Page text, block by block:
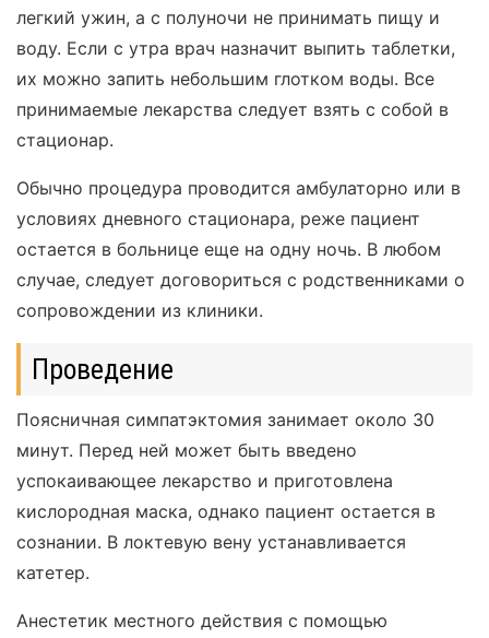
легкий ужин, а с полуночи не принимать пищу и
воду. Если с утра врач назначит выпить таблетки,
их можно запить небольшим глотком воды. Все
принимаемые лекарства следует взять с собой в
стационар.
Обычно процедура проводится амбулаторно или в
условиях дневного стационара, реже пациент
остается в больнице еще на одну ночь. В любом
случае, следует договориться с родственниками о
сопровождении из клиники.
Проведение
Поясничная симпатэктомия занимает около 30
минут. Перед ней может быть введено
успокаивающее лекарство и приготовлена
кислородная маска, однако пациент остается в
сознании. В локтевую вену устанавливается
катетер.
Анестетик местного действия с помощью